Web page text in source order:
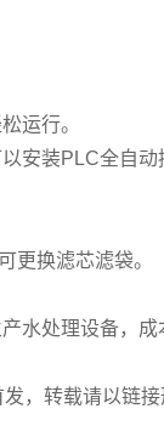
运行。
安装PLC全自动
换滤芯滤袋。
水处理设备，成
，转载请以链